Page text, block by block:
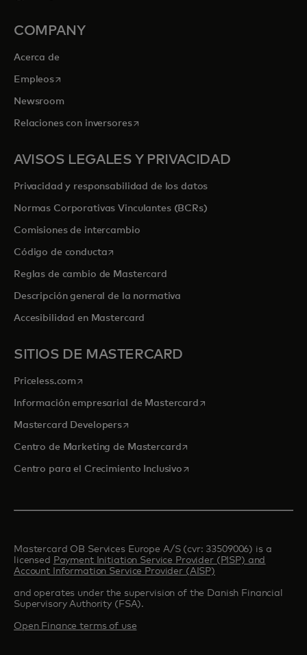
COMPANY
Acerca de
Empleosse abre en una pestaña nueva
Newsroom
Relaciones con inversoresse abre en una pestaña nueva
AVISOS LEGALES Y PRIVACIDAD
Privacidad y responsabilidad de los datos
Normas Corporativas Vinculantes (BCRs)
Comisiones de intercambio
Código de conductase abre en una pestaña nueva
Reglas de cambio de Mastercard
Descripción general de la normativa
Accesibilidad en Mastercard
SITIOS DE MASTERCARD
Priceless.com se abre en una pestaña nueva
Información empresarial de Mastercardse abre en una pestaña
Mastercard Developersse abre en una pestaña nueva
Centro de Marketing de Mastercardse abre en una pestaña
Centro para el Crecimiento Inclusivose abre en una pestaña
Mastercard OB Services Europe A/S (cvr: 33509006) is a
licensed Payment Initiation Service Provider (PISP) and
Account Information Service Provider (AISP)
and operates under the supervision of the Danish Financial
Supervisory Authority (FSA).
Open Finance terms of use